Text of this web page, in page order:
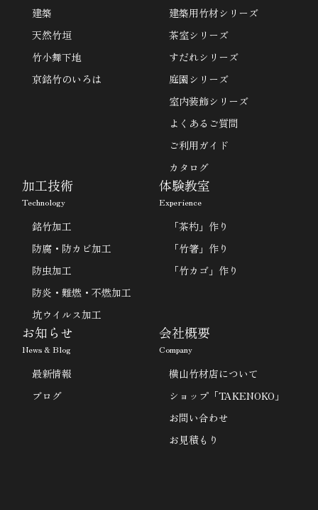
建築
天然竹垣
竹小舞下地
京銘竹のいろは
建築用竹材シリーズ
茶室シリーズ
すだれシリーズ
庭園シリーズ
室内装飾シリーズ
よくあるご質問
ご利用ガイド
カタログ
加工技術
Technology
銘竹加工
防腐・防カビ加工
防虫加工
防炎・難燃・不燃加工
坑ウイルス加工
体験教室
Experience
「茶杓」作り
「竹箸」作り
「竹カゴ」作り
お知らせ
News & Blog
最新情報
ブログ
会社概要
Company
横山竹材店について
ショップ「TAKENOKO」
お問い合わせ
お見積もり